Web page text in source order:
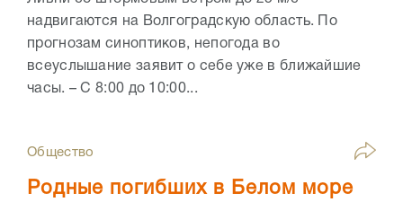
надвигаются на Волгоградскую область. По
прогнозам синоптиков, непогода во
всеуслышание заявит о себе уже в ближайшие
часы. – С 8:00 до 10:00...
Общество
Родные погибших в Белом море